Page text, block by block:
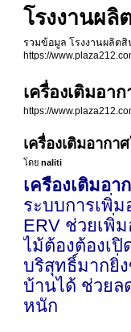
โรงงานผ
รวมข้อมูล โรงงานผลิต
https://
เครื่องเติมอา
https://
เครื่องเติมอากา
โดยnaliti
เครื่องเติมอ
ระบบการเพิ่
ERV ช่วยเพิ่
ไม้ต้องต้องเ
บริสุทธิ์มากยิ่
บ้านได้ ช่วยล
หนัก